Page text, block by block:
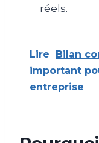
réels.
Lire
Bilan
important
entreprise